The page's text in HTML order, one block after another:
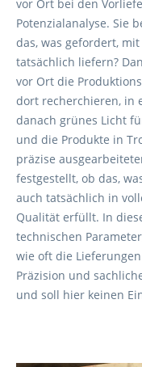
vor Ort bei den
Potenzialanalyse. Sie
das, was gefordert,
tatsächlich liefern?
vor Ort die
dort recherchieren, in
danach grünes Licht
und die Produkte in
präzise
festgestellt, ob das,
auch tatsächlich in
Qualität erfüllt. In
technischen
wie oft die
Präzision und
und soll hier keinen